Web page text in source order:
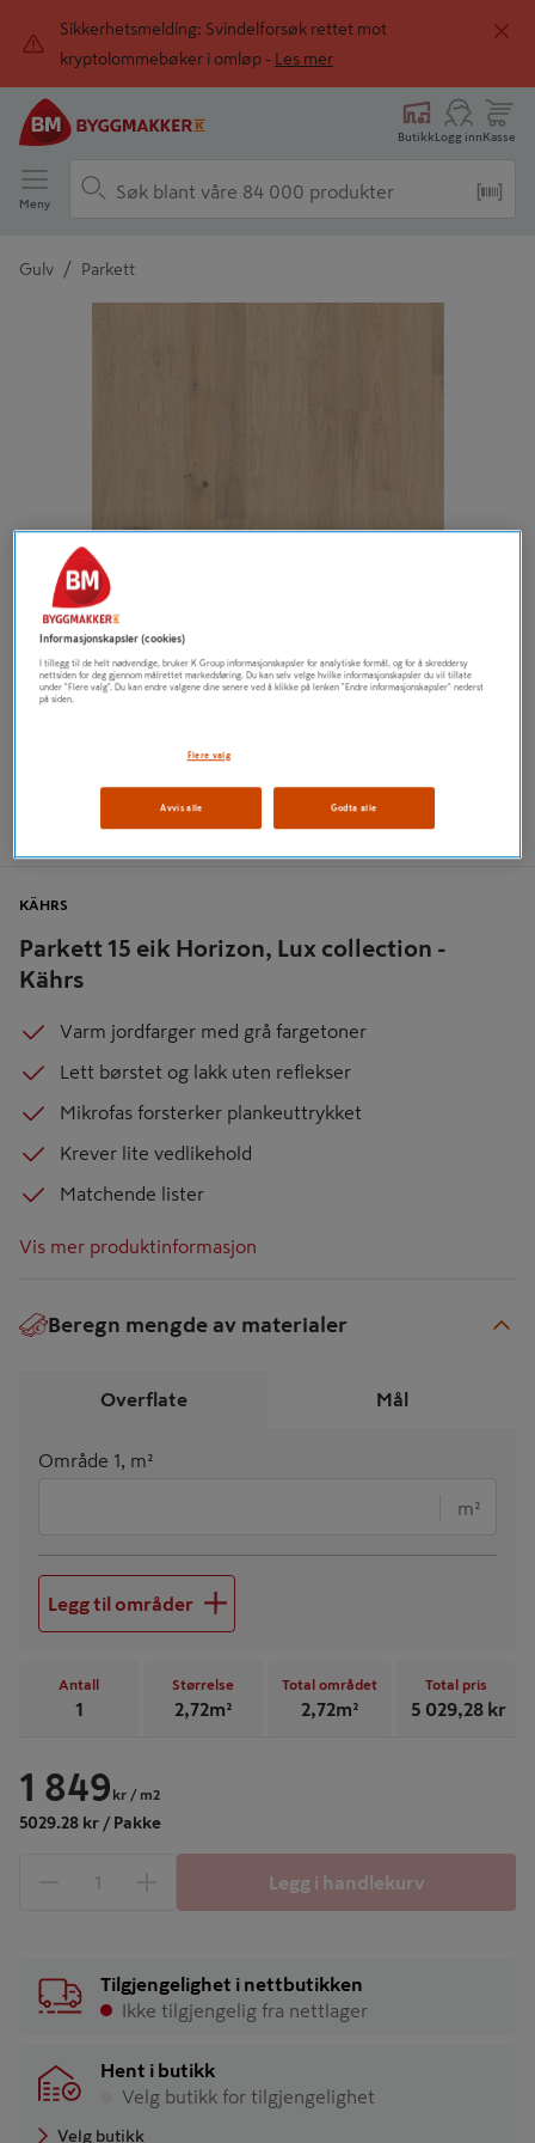
Sikkerhetsmelding: Svindelforsøk rettet mot
kryptolommebøker i omløp -
Les mer
ButikkLogg innKasse
Meny
Gulv / Parkett
Tidligere Neste
Parkett 15 eik Horizon, Lux collection -
Kährs
KÄHRS
Varm jordfarger med grå fargetoner
Lett børstet og lakk uten reflekser
Mikrofas forsterker plankeuttrykket
Krever lite vedlikehold
Matchende lister
Vis mer produktinformasjon
€ Beregn mengde av materialer
Overflate Mål
Område 1, m²
m²
Legg til områder
Antall
1
Størrelse
2,72m²
Total området
2,72m²
Total pris
5 029,28 kr
1 849 kr / m2
5029.28 kr / Pakke
1 produkter
Legg i handlekurv
Tilgjengelighet i nettbutikken
Ikke tilgjengelig fra nettlager
Hent i butikk
Velg butikk for tilgjengelighet
Velg butikk
Informasjonskapsler (cookies)
I tillegg til de helt nødvendige, bruker K Group informasjonskapsler for analytiske formål, og for å skreddersy
nettsiden for deg gjennom målrettet markedsføring. Du kan selv velge hvilke informasjonskapsler du vil tillate
under "Flere valg". Du kan endre valgene dine senere ved å klikke på lenken "Endre informasjonskapsler" nederst
på siden.
Flere valg
Avvis alle Godta alle